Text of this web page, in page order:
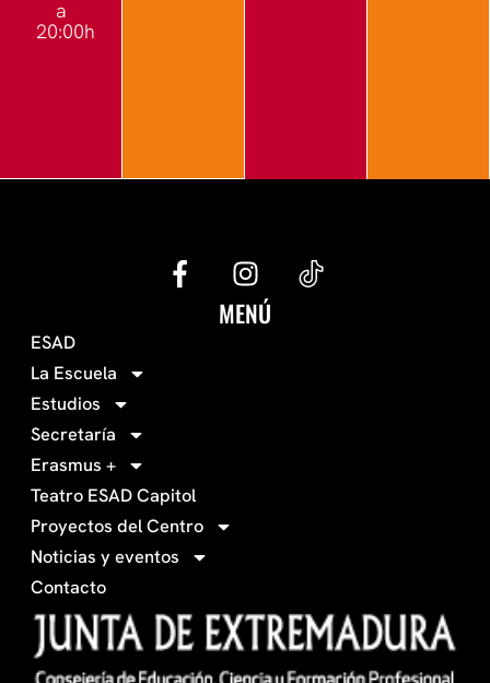
a
20:00h
G
e
f
a
c
b
o
o
I
n
s
MENÚ
ESAD
La Escuela
Estudios
Secretaría
Erasmus +
Teatro ESAD Capitol
Proyectos del Centro
Noticias y eventos
Contacto